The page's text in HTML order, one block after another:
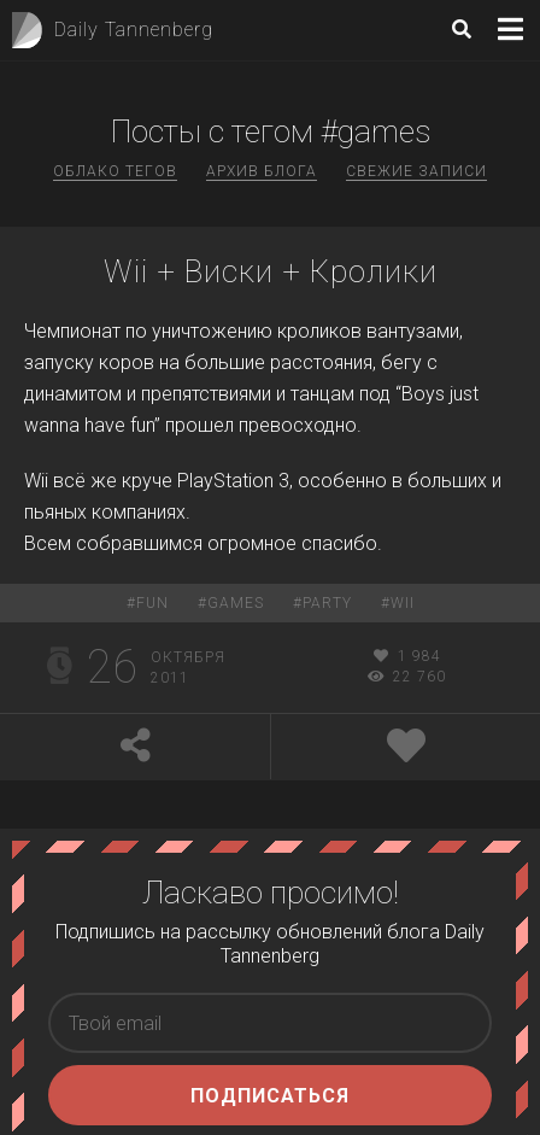
Daily Tannenberg
Посты с тегом #games
ОБЛАКО ТЕГОВ АРХИВ БЛОГА СВЕЖИЕ ЗАПИСИ
Wii + Виски + Кролики
Чемпионат по уничтожению кроликов вантузами,
запуску коров на большие расстояния, бегу с
динамитом и препятствиями и танцам под “Boys just
wanna have fun” прошел превосходно.
Wii всё же круче PlayStation 3, особенно в больших и
пьяных компаниях.
Всем собравшимся огромное спасибо.
# FUN #GAMES # PARTY #WII
26
ОКТЯБРЯ
2011
1 984
22 760
Ласкаво просимо!
Подпишись на рассылку обновлений блога Daily
Tannenberg
ПОДПИСАТЬСЯ